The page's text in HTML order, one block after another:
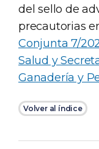
del sello de
precautorias
Conjunta 7/
Salud y
Ganadería y
Volver al índice